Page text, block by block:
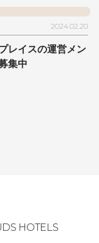
2024.02.20
レイスの運営メン
集中
HOTELS